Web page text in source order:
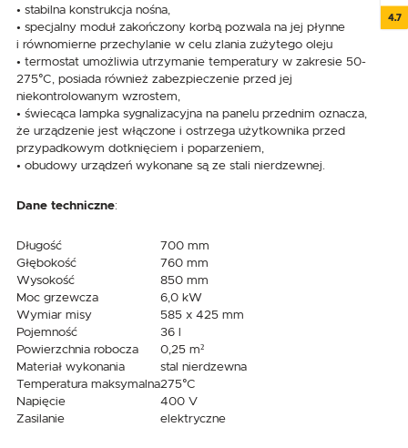
• stabilna konstrukcja nośna,
• specjalny moduł zakończony korbą pozwala na jej płynne
i równomierne przechylanie w celu zlania zużytego oleju
• termostat umożliwia utrzymanie temperatury w zakresie 50-
275°C, posiada również zabezpieczenie przed jej
niekontrolowanym wzrostem,
• świecąca lampka sygnalizacyjna na panelu przednim oznacza,
że urządzenie jest włączone i ostrzega użytkownika przed
przypadkowym dotknięciem i poparzeniem,
• obudowy urządzeń wykonane są ze stali nierdzewnej.
Dane techniczne:
Długość
700 mm
Głębokość
760 mm
Wysokość
850 mm
Moc grzewcza
6,0 kW
Wymiar misy
585 x 425 mm
Pojemność
36 l
Powierzchnia robocza
0,25 m²
Materiał wykonania
stal nierdzewna
Temperatura maksymalna275°C
Napięcie
400 V
Zasilanie
elektryczne
4.7